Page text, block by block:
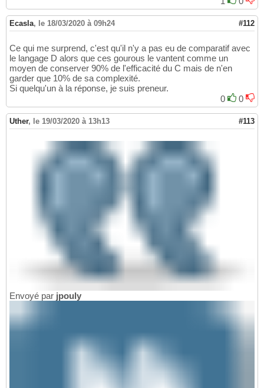
Ecasla, le 18/03/2020 à 09h24 #112
Ce qui me surprend, c'est qu'il n'y a pas eu de comparatif avec
le langage D alors que ces gourous le vantent comme un
moyen de conserver 90% de l'efficacité du C mais de n'en
garder que 10% de sa complexité.
Si quelqu'un à la réponse, je suis preneur.
0
0
Uther, le 19/03/2020 à 13h13 #113
Envoyé par jpouly